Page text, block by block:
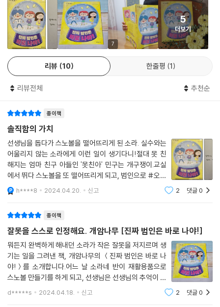
소라가 자신의 잘못을 솔직하게 털어놓기로 결심한 데에는 선생님이 건네
준 ‘진실’이라는 가치 카드가 큰 몫을 했습니다. 이 책을 쓴 백혜진 작가는
소라가 ‘진실’이라는 가치를 통해 잘못을 바로잡기로 결심했듯이, 인생을
살아가면서 지녀야 할 가치를 고민해 보라고 조언합니다. 친절, 용기, 진
실, 도전 등 자신의 마음을 울리는 가치를 마음에 새긴다면 아이들의 삶도
반짝반짝 빛날 거라고 말이죠. 작가의 바람대로 아이들이 이 책을 통해 인
7
5
더보기
리뷰 10 한줄평 1
리뷰전체 추천순
종이책
솔직함의 가치
선생님을 돕다가 스노볼을 떨어뜨리게 된 소라. 실수와는
어울리지 않는 소라에게 이런 일이 생기다니!절대 못 친
해지는 엄마 친구 아들인 '못친아' 민구는 개구쟁이.교실
에서 뛰다 스노볼을 또 떨어뜨리게 되고, 범인으로 #오해
받게 된다.소라의 마음은 이대로 괜찮을까?소라는 반듯
한 자기 모습에 금이 가는 게 싫었어요. 마음이 무거웠지
h****8 2024.04.20. 신고 2 댓글0
종이책
잘못을 스스로 인정해요. 개암나무 [진짜 범인은 바로 나야!]
뭐든지 완벽하게 해내던 소라가 작은 잘못을 저지르며 생
기는 일을 그려낸 책, 개암나무의 ＜진짜 범인은 바로 나
야!＞를 소개합니다.어느 날 소라네 반이 재활용품으로
스노볼 만들기를 하게 되고, 선생님은 선생님의 추억이 담
긴 소중한 스노볼을 보여주십니다.그런데 아뿔싸! 쉬는
d*****s 2024.04.18. 신고 2 댓글0